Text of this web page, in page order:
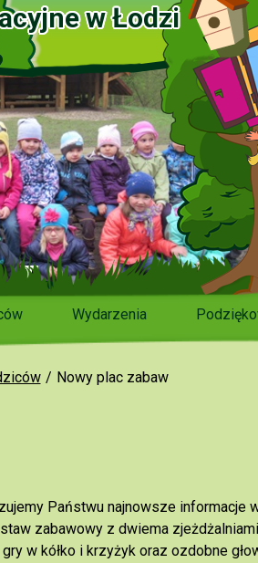
w Łodzi
Wydarzenia
Nowy plac zabaw
Państwu najnowsze informacje
zabawowy z dwiema
w kółko i krzyżyk oraz ozdobne